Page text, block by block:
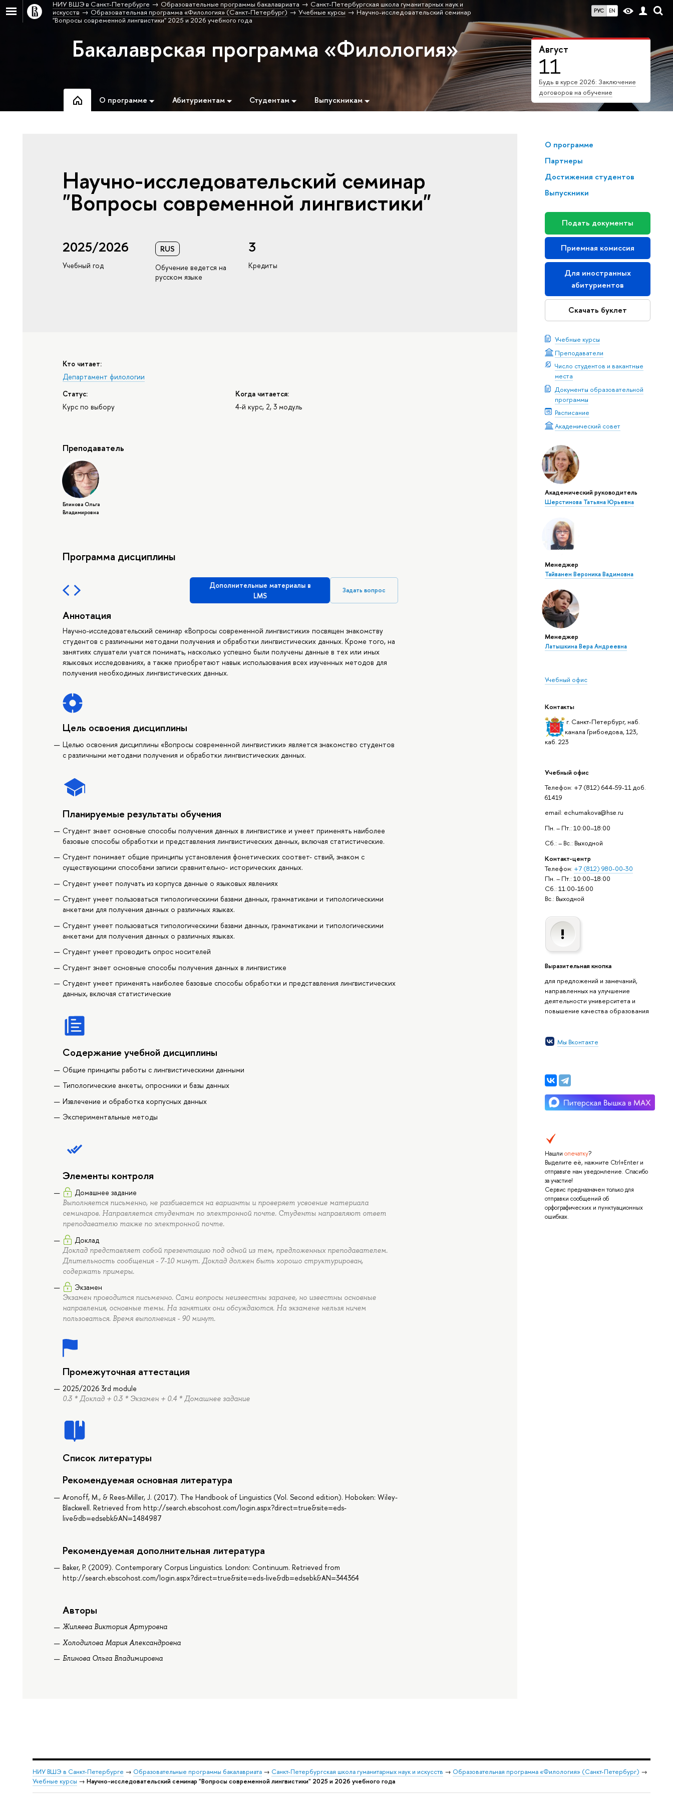
РУС EN
НИУ ВШЭ в Санкт-Петербурге Образовательные программы бакалавриата
Санкт-Петербургская школа гуманитарных наук и
искусств
Образовательная программа «Филология» (Санкт-Петербург) Учебные курсы
Научно-исследовательский семинар
"Вопросы современной лингвистики" 2025 и 2026 учебного года
Август
11
Будь в курсе 2026: Заключение
договоров на обучение
Бакалаврская программа «Филология»
О программе Абитуриентам Студентам Выпускникам
О программе
Партнеры
Достижения студентов
Выпускники
Подать документы
Приемная комиссия
Для иностранных
абитуриентов
Скачать буклет
Учебные курсы
Преподаватели
Число студентов и вакантные
места
Документы образовательной
программы
Расписание
Академический совет
Академический руководитель
Шерстинова Татьяна Юрьевна
Менеджер
Тайванен Вероника Вадимовна
Менеджер
Латышкина Вера Андреевна
Учебный офис
Контакты
г. Санкт-Петербург, наб.
канала Грибоедова, 123,
каб. 223
Учебный офис
Телефон: +7 (812) 644-59-11 доб.
61419
email: echumakova@hse.ru
Пн. – Пт.: 10:00–18:00
Сб.: – Вс.: Выходной
Контакт-центр
Телефон: +7 (812) 980-00-30
Пн. – Пт.: 10:00–18:00
Сб.: 11:00-16:00
Вс.: Выходной
Выразительная кнопка
для предложений и замечаний,
направленных на улучшение
деятельности университета и
повышение качества образования
Мы Вконтакте
Нашли опечатку?
Выделите её, нажмите Ctrl+Enter и
отправьте нам уведомление. Спасибо
за участие!
Сервис предназначен только для
отправки сообщений об
орфографических и пунктуационных
ошибках.
Научно-исследовательский семинар
"Вопросы современной лингвистики"
2025/2026
Учебный год
RUS
Обучение ведется на
русском языке
3
Кредиты
Кто читает:
Департамент филологии
Статус:
Курс по выбору
Когда читается:
4-й курс, 2, 3 модуль
Преподаватель
Блинова Ольга
Владимировна
Программа дисциплины
Дополнительные материалы в
LMS
Задать вопрос
Аннотация
Научно-исследовательский семинар «Вопросы современной лингвистики» посвящен знакомству
студентов с различными методами получения и обработки лингвистических данных. Кроме того, на
занятиях слушатели учатся понимать, насколько успешно были получены данные в тех или иных
языковых исследованиях, а также приобретают навык использования всех изученных методов для
получения необходимых лингвистических данных.
Цель освоения дисциплины
Целью освоения дисциплины «Вопросы современной лингвистики» является знакомство студентов
с различными методами получения и обработки лингвистических данных.
Планируемые результаты обучения
Студент знает основные способы получения данных в лингвистике и умеет применять наиболее
базовые способы обработки и представления лингвистических данных, включая статистические.
Студент понимает общие принципы установления фонетических соответ- ствий, знаком с
существующими способами записи сравнительно- исторических данных.
Студент умеет получать из корпуса данные о языковых явлениях
Студент умеет пользоваться типологическими базами данных, грамматиками и типологическими
анкетами для получения данных о различных языках.
Студент умеет пользоваться типологическими базами данных, грамматиками и типологическими
анкетами для получения данных о различных языках.
Студент умеет проводить опрос носителей
Студент знает основные способы получения данных в лингвистике
Студент умеет применять наиболее базовые способы обработки и представления лингвистических
данных, включая статистические
Содержание учебной дисциплины
Общие принципы работы с лингвистическими данными
Типологические анкеты, опросники и базы данных
Извлечение и обработка корпусных данных
Экспериментальные методы
Элементы контроля
Домашнее задание
Выполняется письменно, не разбивается на варианты и проверяет усвоение материала
семинаров. Направляется студентам по электронной почте. Студенты направляют ответ
преподавателю также по электронной почте.
Доклад
Доклад представляет собой презентацию под одной из тем, предложенных преподавателем.
Длительность сообщения - 7-10 минут. Доклад должен быть хорошо структурирован,
содержать примеры.
Экзамен
Экзамен проводится письменно. Сами вопросы неизвестны заранее, но известны основные
направления, основные темы. На занятиях они обсуждаются. На экзамене нельзя ничем
пользоваться. Время выполнения - 90 минут.
Промежуточная аттестация
2025/2026 3rd module
0.3 * Доклад + 0.3 * Экзамен + 0.4 * Домашнее задание
Список литературы
Рекомендуемая основная литература
Aronoff, M., & Rees-Miller, J. (2017). The Handbook of Linguistics (Vol. Second edition). Hoboken: Wiley-
Blackwell. Retrieved from http://search.ebscohost.com/login.aspx?direct=true&site=eds-
live&db=edsebk&AN=1484987
Рекомендуемая дополнительная литература
Baker, P. (2009). Contemporary Corpus Linguistics. London: Continuum. Retrieved from
http://search.ebscohost.com/login.aspx?direct=true&site=eds-live&db=edsebk&AN=344364
Авторы
Жиляева Виктория Артуровна
Холодилова Мария Александровна
Блинова Ольга Владимировна
НИУ ВШЭ в Санкт-Петербурге → Образовательные программы бакалавриата→ Санкт-Петербургская школа гуманитарных наук и искусств → Образовательная программа «Филология» (Санкт-Петербург) →
Учебные курсы → Научно-исследовательский семинар "Вопросы современной лингвистики" 2025 и 2026 учебного года